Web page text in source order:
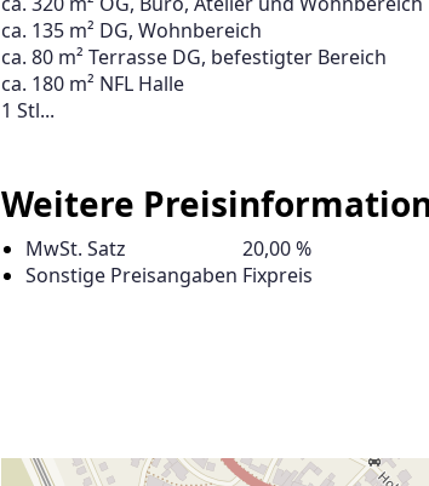
ca. 135 m² DG, Wohnbereich
ca. 80 m² Terrasse DG, befestigter Bereich
ca. 180 m² NFL Halle
1 Stl...
Weitere
MwSt. Satz
20,00 %
Sonstige Preisangaben Fixpreis